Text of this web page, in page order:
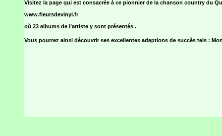
Visitez la page qui est consacrée à ce pionnier de la chanson country du
www.fleursdevinyl.fr
où 23 albums de l’artiste y sont présentés .
Vous pourrez ainsi découvrir ses excellentes adaptions de succès tels :